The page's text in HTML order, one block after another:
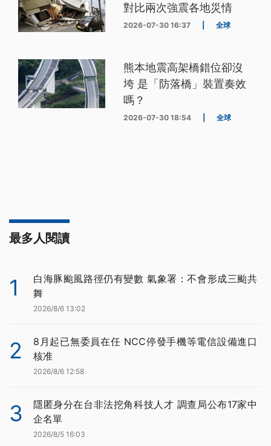
對比兩次強震各地災情
2026-07-30 16:37 全球
熊本地震高架橋錯位卻沒
垮 是「防落橋」裝置奏效
嗎？
2026-07-30 18:54 全球
最多人閱讀
1
白海豚颱風路徑仍有變數 氣象署：不會形成三颱共
舞
2026/8/6 13:02
2
8月起已無委員在任 NCC停發手機等電信設備進口
核准
2026/8/6 12:58
3
隱匿身分在台非法挖角科技人才 調查局公布17家中
企名單
2026/8/5 16:03